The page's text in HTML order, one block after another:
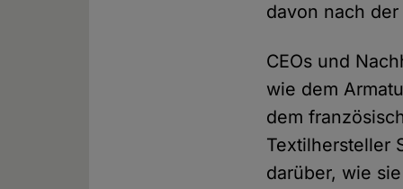
davon nach
CEOs und
wie dem
dem
Textilhersteller
darüber, wie sie